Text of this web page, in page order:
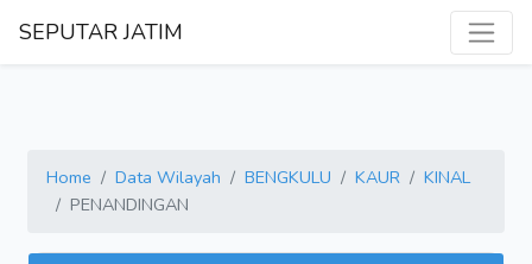
SEPUTAR JATIM
Home Data Wilayah BENGKULU KAUR
KINAL
PENANDINGAN